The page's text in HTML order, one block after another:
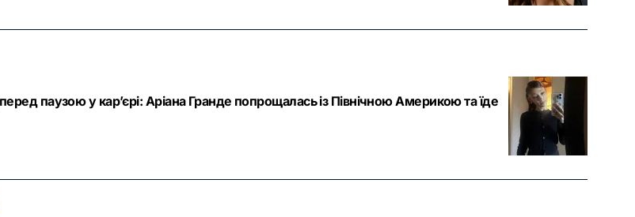
паузою у кар’єрі: Аріана Гранде попрощалась із Північною Америкою та їде